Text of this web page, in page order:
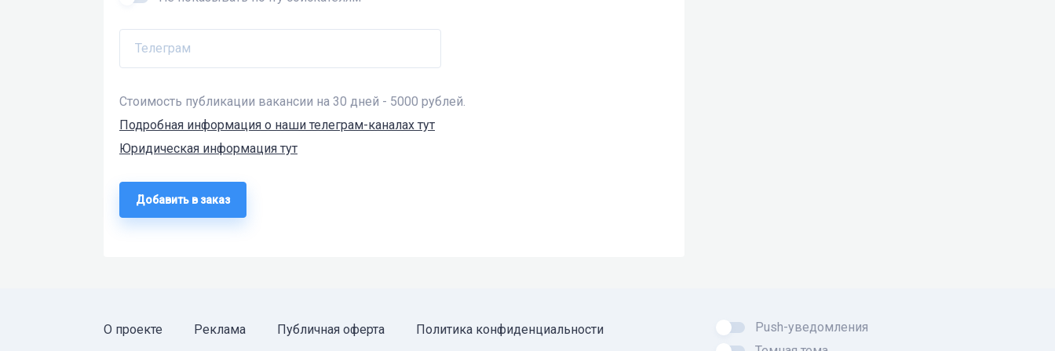
Телеграм
Стоимость публикации вакансии на 30 дней - 5000 рублей.
Подробная информация о наши телеграм-каналах тут
Юридическая информация тут
Добавить в заказ
О проекте Реклама Публичная оферта
Политика конфиденциальности
Push-уведомления